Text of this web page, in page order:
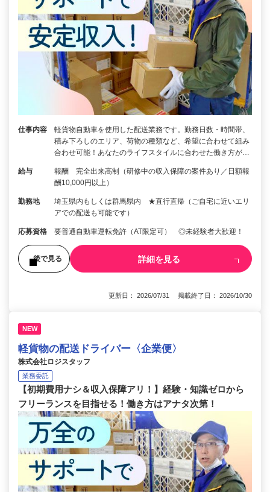
仕事内容
軽貨物自動車を使用した配送業務です。勤務日数・時間帯、
積み下ろしのエリア、荷物の種類など、希望に合わせて組み
合わせ可能！あなたのライフスタイルに合わせた働き方が…
給与
報酬 完全出来高制（研修中の収入保障の案件あり／日額報
酬10,000円以上）
勤務地
埼玉県内もしくは群馬県内 ★直行直帰（ご自宅に近いエリ
アでの配送も可能です）
応募資格 要普通自動車運転免許（AT限定可） ◎未経験者大歓迎！
後で見る 詳細を見る
更新日： 2026/07/31 掲載終了日： 2026/10/30
NEW
軽貨物の配送ドライバー〈企業便〉
株式会社ロジスタッフ
業務委託
【初期費用ナシ＆収入保障アリ！】経験・知識ゼロから
フリーランスを目指せる！働き方はアナタ次第！